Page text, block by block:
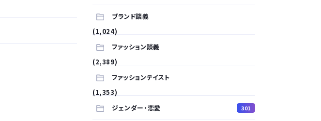
ブランド談義
(1,024)
ファッション談義
(2,389)
ファッションテイスト
(1,353)
ジェンダー・恋愛
301